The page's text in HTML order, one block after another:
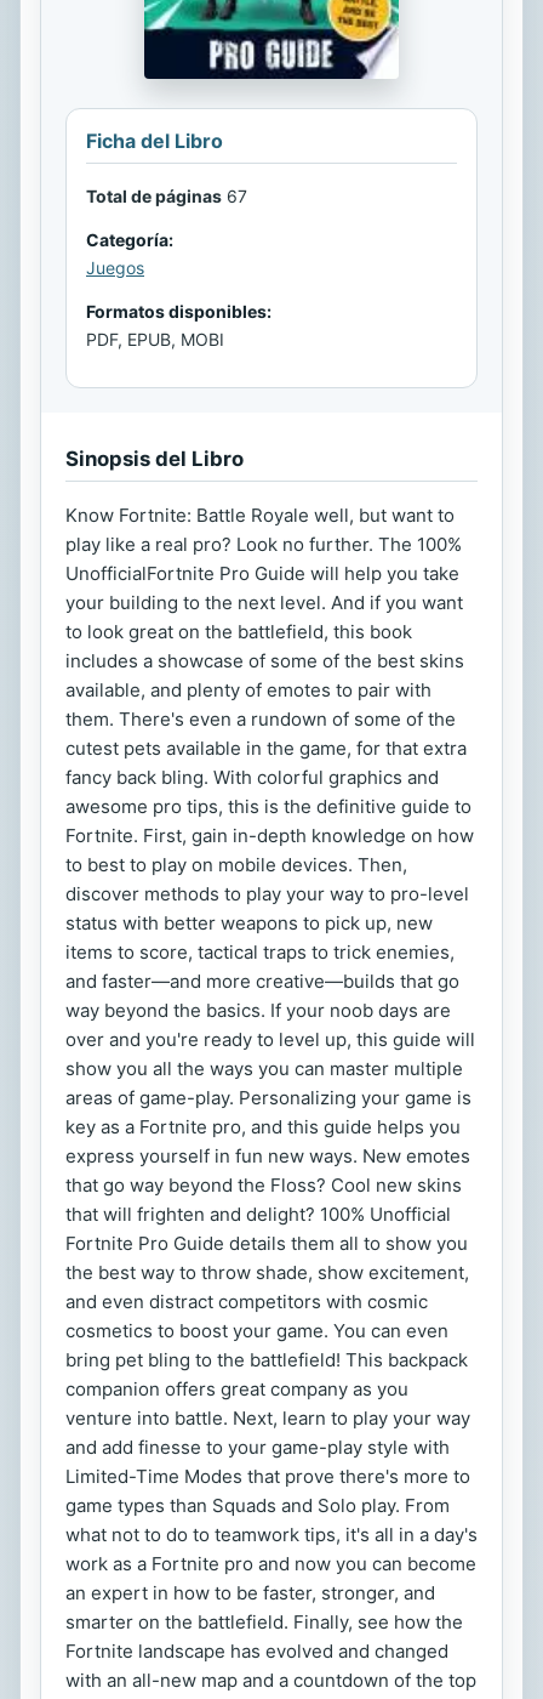
Ficha del Libro
Total de páginas 67
Categoría:
Juegos
Formatos disponibles:
PDF, EPUB, MOBI
Sinopsis del Libro
Know Fortnite: Battle Royale well, but want to
play like a real pro? Look no further. The 100%
UnofficialFortnite Pro Guide will help you take
your building to the next level. And if you want
to look great on the battlefield, this book
includes a showcase of some of the best skins
available, and plenty of emotes to pair with
them. There's even a rundown of some of the
cutest pets available in the game, for that extra
fancy back bling. With colorful graphics and
awesome pro tips, this is the definitive guide to
Fortnite. First, gain in-depth knowledge on how
to best to play on mobile devices. Then,
discover methods to play your way to pro-level
status with better weapons to pick up, new
items to score, tactical traps to trick enemies,
and faster—and more creative—builds that go
way beyond the basics. If your noob days are
over and you're ready to level up, this guide will
show you all the ways you can master multiple
areas of game-play. Personalizing your game is
key as a Fortnite pro, and this guide helps you
express yourself in fun new ways. New emotes
that go way beyond the Floss? Cool new skins
that will frighten and delight? 100% Unofficial
Fortnite Pro Guide details them all to show you
the best way to throw shade, show excitement,
and even distract competitors with cosmic
cosmetics to boost your game. You can even
bring pet bling to the battlefield! This backpack
companion offers great company as you
venture into battle. Next, learn to play your way
and add finesse to your game-play style with
Limited-Time Modes that prove there's more to
game types than Squads and Solo play. From
what not to do to teamwork tips, it's all in a day's
work as a Fortnite pro and now you can become
an expert in how to be faster, stronger, and
smarter on the battlefield. Finally, see how the
Fortnite landscape has evolved and changed
with an all-new map and a countdown of the top